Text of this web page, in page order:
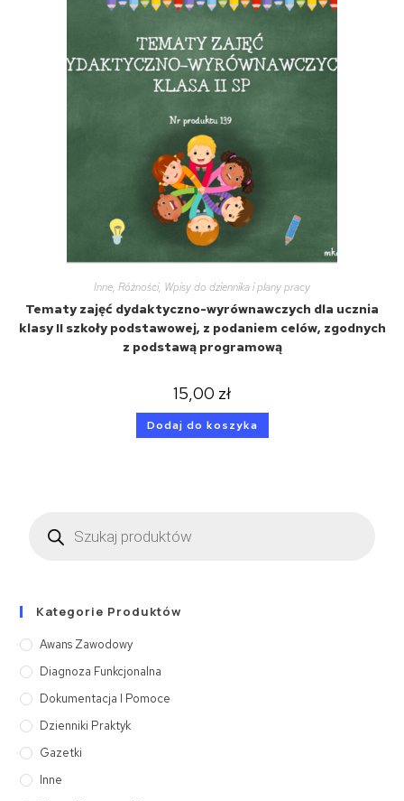
Inne, Różności, Wpisy do dziennika i plany pracy
Tematy zajęć dydaktyczno-wyrównawczych dla ucznia
klasy II szkoły podstawowej, z podaniem celów, zgodnych
z podstawą programową
15,00 zł
Dodaj do koszyka
Kategorie Produktów
Awans Zawodowy
Diagnoza Funkcjonalna
Dokumentacja I Pomoce
Dzienniki Praktyk
Gazetki
Inne